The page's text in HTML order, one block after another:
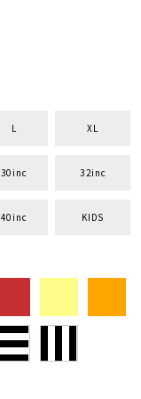
L XL
30inc 32inc
40inc KIDS